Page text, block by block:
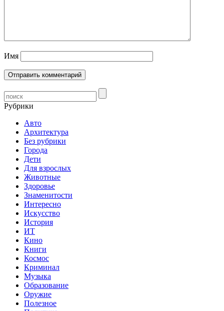
Имя
Рубрики
Авто
Архитектура
Без рубрики
Города
Дети
Для взрослых
Животные
Здоровье
Знаменитости
Интересно
Искусство
История
ИТ
Кино
Книги
Космос
Криминал
Музыка
Образование
Оружие
Полезное